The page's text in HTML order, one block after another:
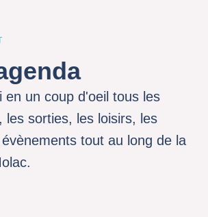
en un coup d'oeil tous les
les sorties, les loisirs, les
tout au long de la